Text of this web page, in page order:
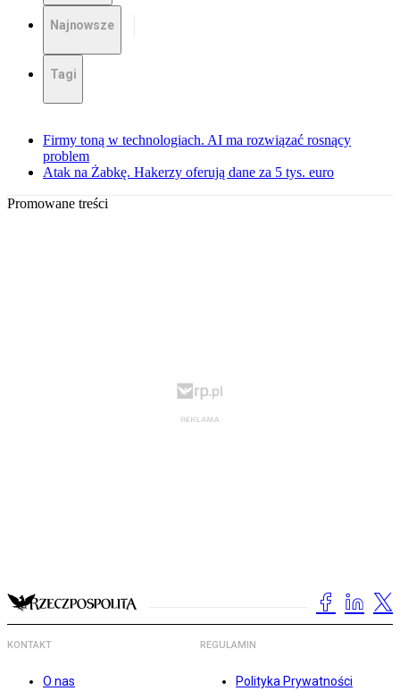
Najnowsze
Tagi
Firmy toną w technologiach. AI ma rozwiązać rosnący
problem
Atak na Żabkę. Hakerzy oferują dane za 5 tys. euro
Promowane treści
KONTAKT
O nas
REGULAMIN
Polityka Prywatności